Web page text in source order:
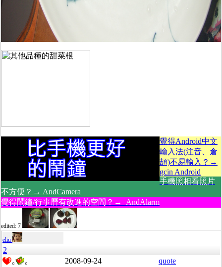
覺得Android中文
輸入法(注音、倉
頡)不易輸入？→
gcin Android
手機照相看照片
不方便？→ AndCamera
覺得鬧鐘/行事曆有改進的空間？→ AndAlarm
edited: 7
eliu
2
0 0 2008-09-24 quote